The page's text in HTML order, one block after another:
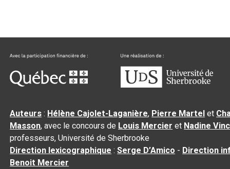
Auteurs : Hélène Cajolet-Laganière, Pierre Martel et
Masson, avec le concours de Louis Mercier et Nadine
professeurs, Université de Sherbrooke
Direction lexicographique :Serge D’Amico - Direction
Benoit Mercier